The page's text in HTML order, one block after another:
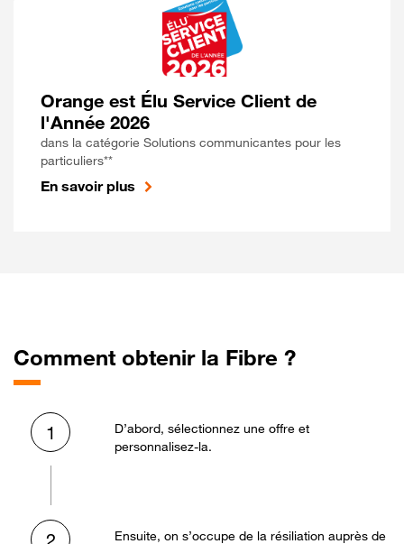
Orange est Élu Service Client de
l'Année 2026
dans la catégorie Solutions communicantes pour les
particuliers**
En savoir plus
Comment obtenir la Fibre ?
1
D’abord, sélectionnez une offre et
personnalisez-la.
Ensuite, on s’occupe de la résiliation auprès de